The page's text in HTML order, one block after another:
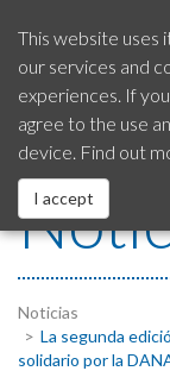
SAC
Noticias
La segunda
solidario por la
This website uses
our services and
experiences. If
agree to the use
device. Find out
I accept